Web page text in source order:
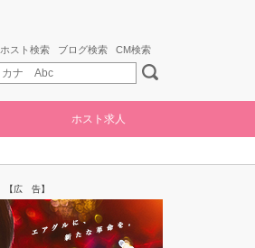
ホスト検索 ブログ検索 CM検索
ホスト求人
【広 告】